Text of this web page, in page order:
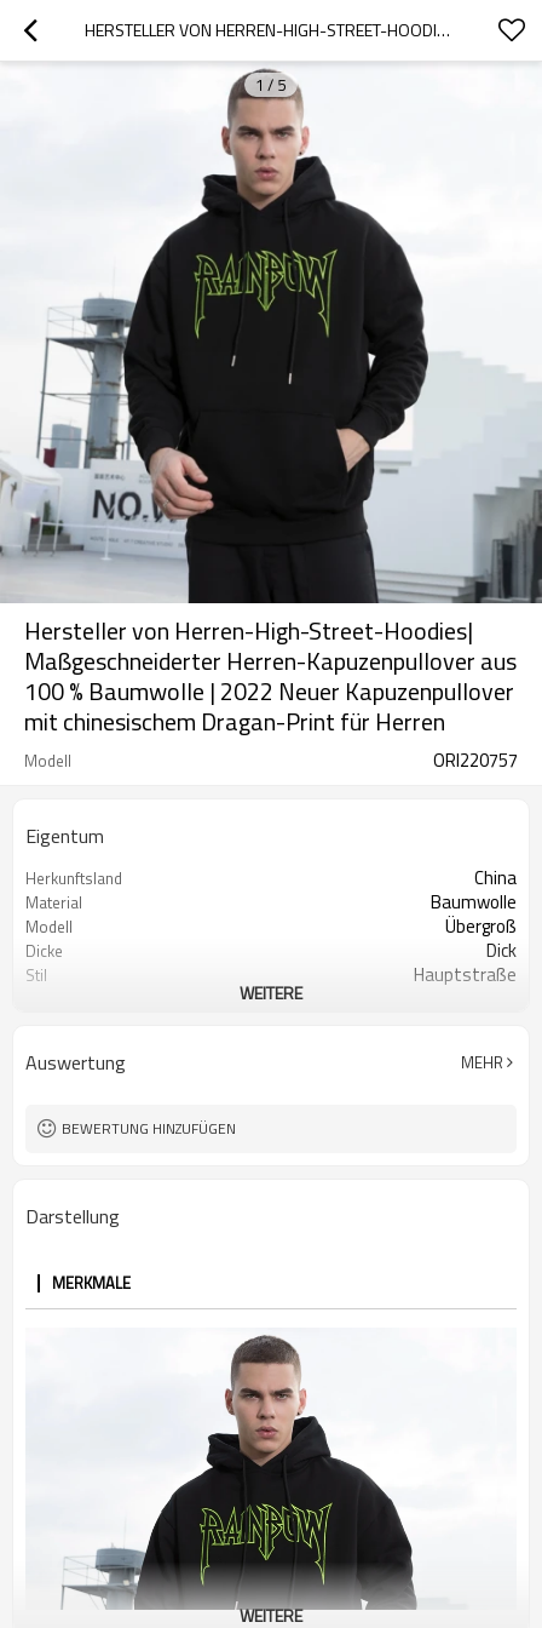
HERSTELLER VON HERREN-HIGH-STREET-HOODIES| MASSGESCHNEIDERTER HERREN-KAPUZENPULLOVER AUS 100 % BAUMWOLLE | 2022 NEUER KAPUZENPULLOVER MIT CHINESISCHEM DRAGAN-PRINT FÜR HERREN
1 / 5
Hersteller von Herren-High-Street-Hoodies|
Maßgeschneiderter Herren-Kapuzenpullover aus
100 % Baumwolle | 2022 Neuer Kapuzenpullover
mit chinesischem Dragan-Print für Herren
Modell ORI220757
Eigentum
Herkunftsland China
Material Baumwolle
Modell Übergroß
Dicke Dick
Stil Hauptstraße
Kragen Mit Kapuze
WEITERE
Auswertung MEHR
BEWERTUNG HINZUFÜGEN
Darstellung
MERKMALE
WEITERE